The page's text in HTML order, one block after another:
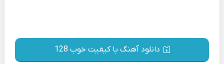
دانلود آهنگ با کیفیت خوب 128